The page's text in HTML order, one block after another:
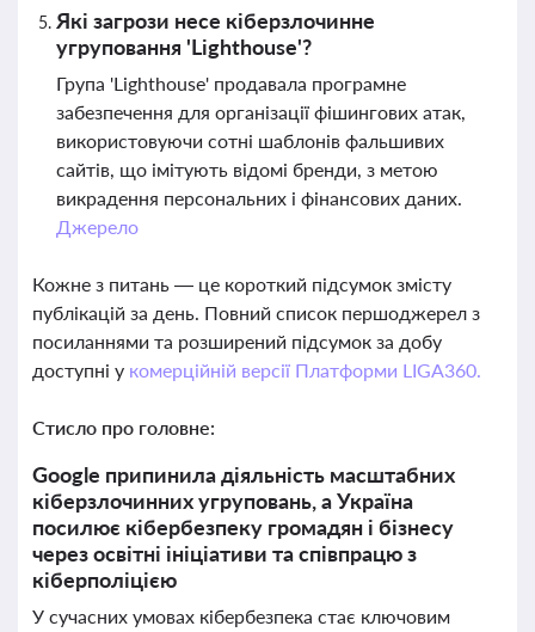
Які загрози несе кіберзлочинне
угруповання 'Lighthouse'?
Група 'Lighthouse' продавала програмне
забезпечення для організації фішингових атак,
використовуючи сотні шаблонів фальшивих
сайтів, що імітують відомі бренди, з метою
викрадення персональних і фінансових даних.
Джерело
Кожне з питань — це короткий підсумок змісту
публікацій за день. Повний список першоджерел з
посиланнями та розширений підсумок за добу
доступні у комерційній версії Платформи LIGA360.
Стисло про головне:
Google припинила діяльність масштабних
кіберзлочинних угруповань, а Україна
посилює кібербезпеку громадян і бізнесу
через освітні ініціативи та співпрацю з
кіберполіцією
У сучасних умовах кібербезпека стає ключовим